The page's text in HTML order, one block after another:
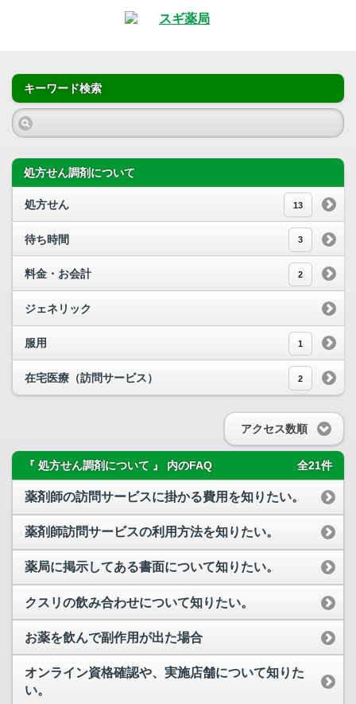
キーワード検索
処方せん調剤について
処方せん 13
待ち時間 3
料金・お会計 2
ジェネリック
服用 1
在宅医療（訪問サービス） 2
アクセス数順
『 処方せん調剤について 』 内のFAQ 全21件
薬剤師の訪問サービスに掛かる費用を知りたい。
薬剤師訪問サービスの利用方法を知りたい。
薬局に掲示してある書面について知りたい。
クスリの飲み合わせについて知りたい。
お薬を飲んで副作用が出た場合
オンライン資格確認や、実施店舗について知りた
い。